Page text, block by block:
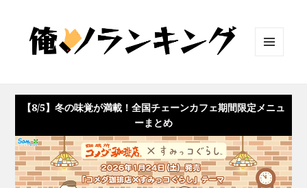
ット
【8/5】冬の味覚が満載！全国チェーンカフェ期間限定メニュ
ーまとめ